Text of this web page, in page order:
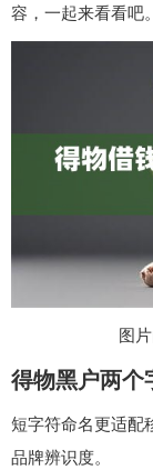
容，一起来看看吧。
图
得物黑户两个
短字符命名更适配
品牌辨识度。